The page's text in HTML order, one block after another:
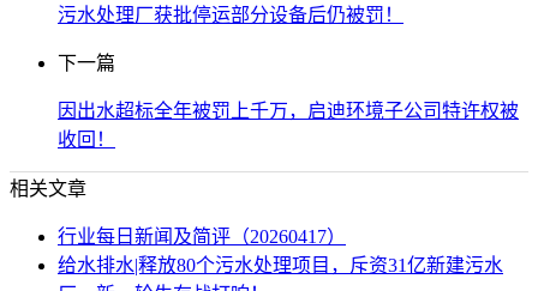
污水处理厂获批停运部分设备后仍被罚！
下一篇
因出水超标全年被罚上千万，启迪环境子公司特许权被
收回！
相关文章
行业每日新闻及简评（20260417）
给水排水|释放80个污水处理项目，斥资31亿新建污水